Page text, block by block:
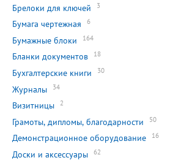
Брелоки для ключей 3
Бумага чертежная 6
Бумажные блоки 164
Бланки документов 18
Бухгалтерские книги 30
Журналы 34
Визитницы 2
Грамоты, дипломы, благодарности 50
Демонстрационное оборудование 16
Доски и аксессуары 62